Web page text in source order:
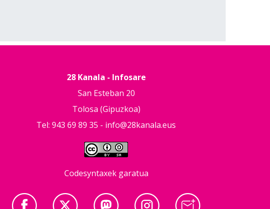
28 Kanala - Infosare
San Esteban 20
Tolosa (Gipuzkoa)
Tel: 943 69 89 35 - info@28kanala.eus
Codesyntaxek garatua